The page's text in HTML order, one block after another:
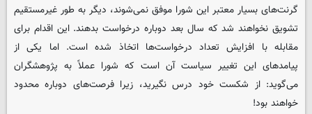
گرنت‌های بسیار معتبر این شورا موفق نمی‌شوند، دیگر به‌ طور غیرمستقیم
تشویق نخواهند شد که سال بعد دوباره درخواست بدهند. این اقدام برای
مقابله با افزایش تعداد درخواست‌ها اتخاذ شده است. اما یکی از
پیامدهای این تغییر سیاست آن است که شورا عملاً به پژوهشگران
می‌گوید: از شکست خود درس نگیرید، زیرا فرصت‌های دوباره محدود
خواهند بود!